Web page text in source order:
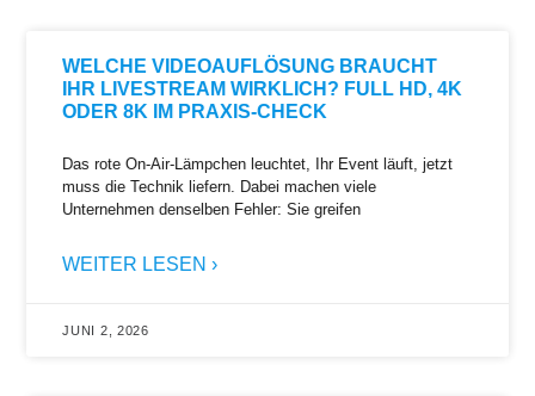
WELCHE VIDEOAUFLÖSUNG BRAUCHT
IHR LIVESTREAM WIRKLICH? FULL HD, 4K
ODER 8K IM PRAXIS-CHECK
Das rote On-Air-Lämpchen leuchtet, Ihr Event läuft, jetzt
muss die Technik liefern. Dabei machen viele
Unternehmen denselben Fehler: Sie greifen
WEITER LESEN ›
JUNI 2, 2026